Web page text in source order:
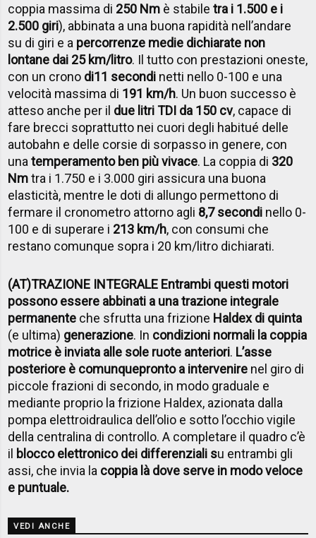
coppia massima di 250 Nm è stabiletra i 1.500 e i
2.500 giri), abbinata a una buona rapidità nell’andare
su di giri e a percorrenze medie dichiarate non
lontane dai 25 km/litro. Il tutto con prestazioni oneste,
con un crono di11 secondi netti nello 0-100 e una
velocità massima di 191 km/h. Un buon successo è
atteso anche per il due litri TDI da 150 cv, capace di
fare brecci soprattutto nei cuori degli habitué delle
autobahn e delle corsie di sorpasso in genere, con
unatemperamento ben più vivace. La coppia di 320
Nmtra i 1.750 e i 3.000 giri assicura una buona
elasticità, mentre le doti di allungo permettono di
fermare il cronometro attorno agli 8,7 secondi nello 0-
100 e di superare i 213 km/h, con consumi che
restano comunque sopra i 20 km/litro dichiarati.
(AT)TRAZIONE INTEGRALE Entrambi questi motori
possono essere abbinati a una trazione integrale
permanente che sfrutta una frizione Haldex di quinta
(e ultima) generazione. In condizioni normali la coppia
motrice è inviata alle sole ruote anteriori. L’asse
posteriore è comunquepronto a intervenire nel giro di
piccole frazioni di secondo, in modo graduale e
mediante proprio la frizione Haldex, azionata dalla
pompa elettroidraulica dell’olio e sotto l’occhio vigile
della centralina di controllo. A completare il quadro c’è
il blocco elettronico dei differenziali su entrambi gli
assi, che invia la coppia là dove serve in modo veloce
e puntuale.
VEDI ANCHE